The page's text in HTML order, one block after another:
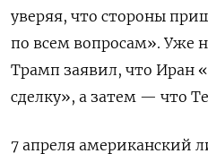
уверяя, что стороны
по всем вопросам». Уже
Трамп заявил, что Иран
сделку», а затем — что
7 апреля американский